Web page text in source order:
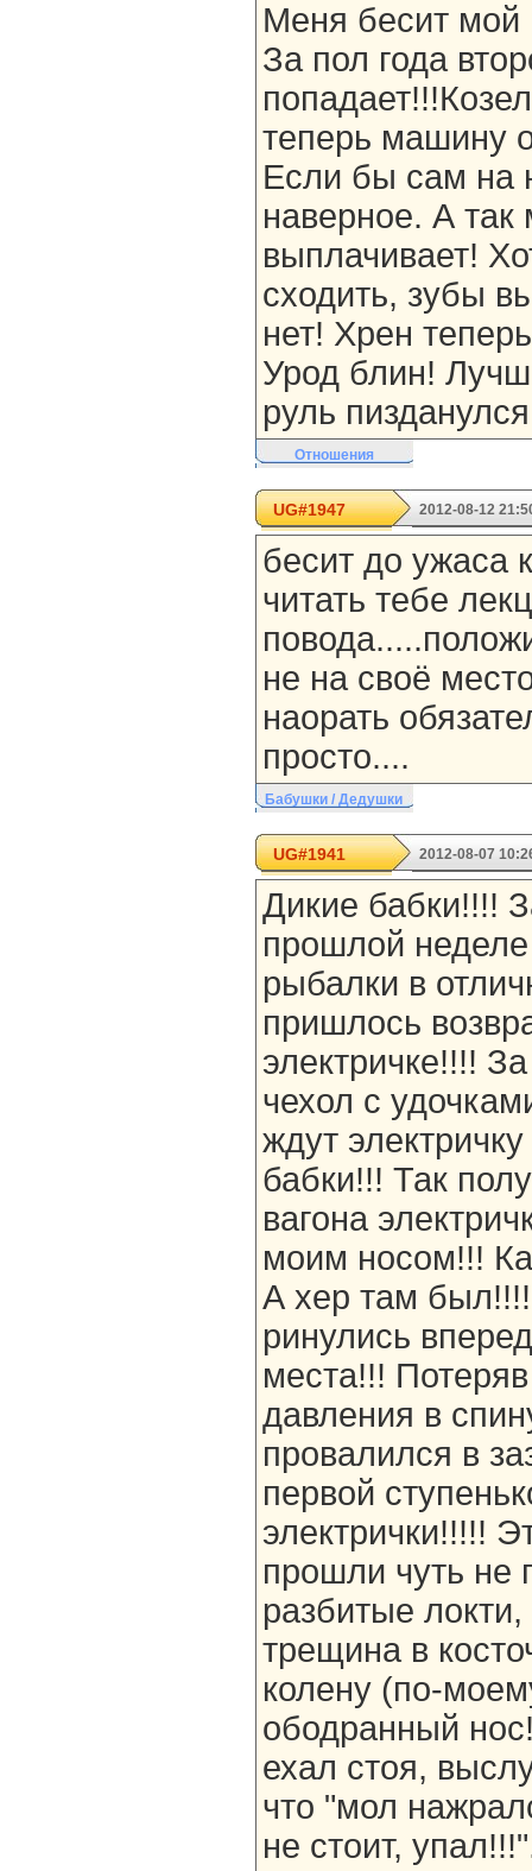
Меня бесит мой
За пол года
теперь машину
Если бы сам на
наверное. А
выплачивает!
сходить, зубы
нет! Хрен
Урод блин!
руль
Отношения
UG#1947 2012-08-12
бесит до ужаса
читать тебе
не на своё
наорать
просто....
Бабушки / Дедушки
UG#1941 2012-08-07
Дикие бабки!!!!
прошлой
рыбалки в
пришлось
электричке!!!!
чехол с
ждут
бабки!!! Так
вагона
моим носом!!!
А хер там
ринулись
места!!!
давления в
провалился в
первой
электрички!!!!!
прошли чуть не
разбитые
трещина в
колену (по-
ободранный
ехал стоя,
что "мол
не стоит,